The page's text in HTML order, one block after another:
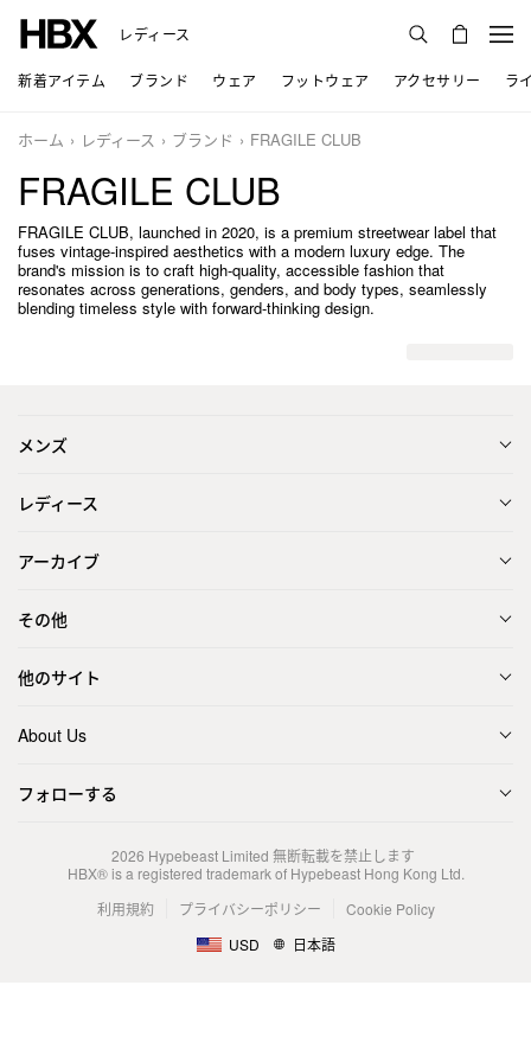
レディース
新着アイテム ブランド ウェア フットウェア アクセサリー ラ
ホーム レディース ブランド FRAGILE CLUB
FRAGILE CLUB
FRAGILE CLUB, launched in 2020, is a premium streetwear label that
fuses vintage-inspired aesthetics with a modern luxury edge. The
brand's mission is to craft high-quality, accessible fashion that
resonates across generations, genders, and body types, seamlessly
blending timeless style with forward-thinking design.
メンズ
レディース
アーカイブ
その他
他のサイト
About Us
フォローする
2026 Hypebeast Limited 無断転載を禁止します
HBX® is a registered trademark of Hypebeast Hong Kong Ltd.
利用規約
プライバシーポリシー
Cookie Policy
USD
日本語